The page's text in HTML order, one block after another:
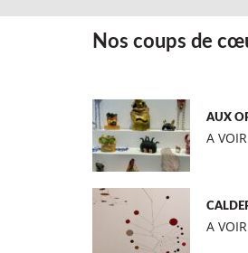
Nos coups de
AUX
A VOIR
A VOIR